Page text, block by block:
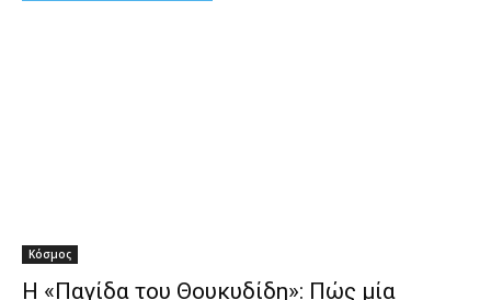
Κόσμος
Η «Παγίδα του Θουκυδίδη»: Πώς μία